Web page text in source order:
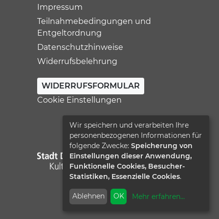
Impressum
Teilnahmebedingungen und
Entgeltordnung
Datenschutzhinweise
Widerrufsbelehrung
WIDERRUFSFORMULAR
Cookie Einstellungen
Wir speichern und verarbeiten Ihre
personenbezogenen Informationen für
folgende Zwecke: Speicherung von
Einstellungen dieser Anwendung,
Funktionelle Cookies, Besucher-
Statistiken, Essenzielle Cookies.
Ablehnen OK Mehr erfahren...